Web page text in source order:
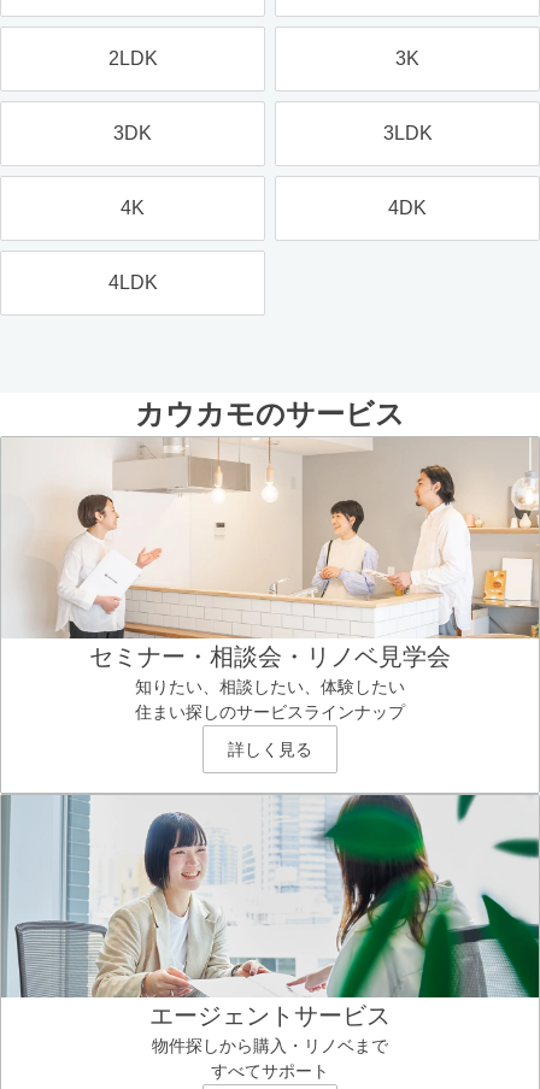
2LDK 3K
3DK 3LDK
4K 4DK
4LDK
カウカモのサービス
セミナー・相談会・リノベ見学会
知りたい、相談したい、体験したい
住まい探しのサービスラインナップ
詳しく見る
エージェントサービス
物件探しから購入・リノベまで
すべてサポート